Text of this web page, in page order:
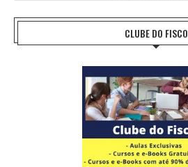
CLUBE DO FISCO